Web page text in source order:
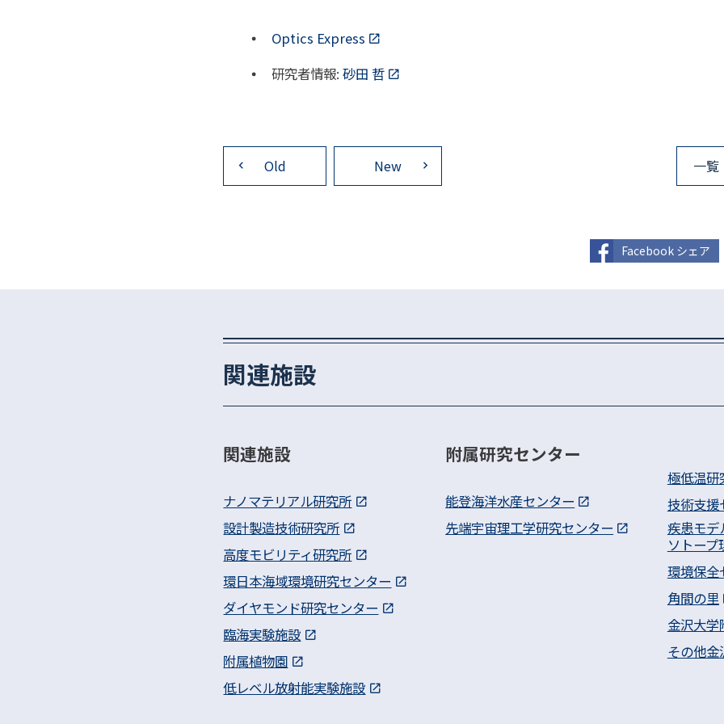
Optics Express
研究者情報: 砂田 哲
投
ビ
Old New 一覧
Facebook シェア
関連施設
関連施設
ナノマテリアル研究所
設計製造技術研究所
高度モビリティ研究所
環日本海域環境研究センター
ダイヤモンド研究センター
臨海実験施設
附属植物園
低レベル放射能実験施設
附属研究センター
能登海洋水産センター
先端宇宙理工学研究センター
極低温研
技術支援
疾患モデ
ソトー
環境保全
角間の里
金沢大学
その他金